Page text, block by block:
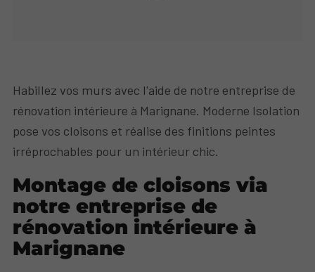
Habillez vos murs avec l'aide de notre entreprise de
rénovation intérieure à Marignane. Moderne Isolation
pose vos cloisons et réalise des finitions peintes
irréprochables pour un intérieur chic.
Montage de cloisons via
notre entreprise de
rénovation intérieure à
Marignane